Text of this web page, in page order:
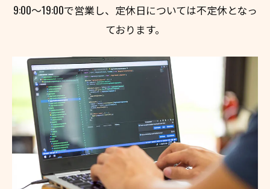
9:00～19:00で営業し、定休日については不定休となっ
ております。